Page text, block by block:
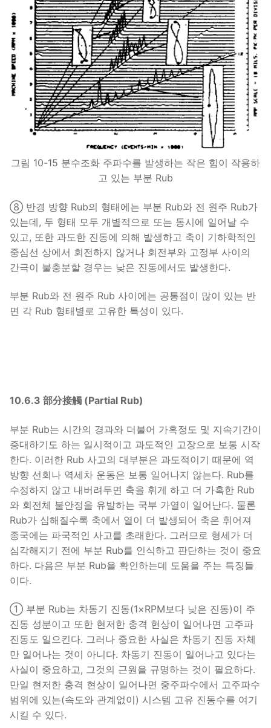
그림 10-15 분수조화 주파수를 발생하는 작은 힘이 작용하
고 있는 부분 Rub
⑧ 반경 방향 Rub의 형태에는 부분 Rub와 전 원주 Rub가
있는데, 두 형태 모두 개별적으로 또는 동시에 일어날 수
있고, 또한 과도한 진동에 의해 발생하고 축이 기하학적인
중심선 상에서 회전하지 않거나 회전부와 고정부 사이의
간극이 불충분할 경우는 낮은 진동에서도 발생한다.
부분 Rub와 전 원주 Rub 사이에는 공통점이 많이 있는 반
면 각 Rub 형태별로 고유한 특성이 있다.
10.6.3 部分接觸 (Partial Rub)
부분 Rub는 시간의 경과와 더불어 가혹정도 및 지속기간이
증대하기도 하는 일시적이고 과도적인 고장으로 보통 시작
한다. 이러한 Rub 사고의 대부분은 과도적이기 때문에 역
방향 선회나 역세차 운동은 보통 일어나지 않는다. Rub를
수정하지 않고 내버려두면 축을 휘게 하고 더 가혹한 Rub
와 회전체 불안정을 유발하는 국부 가열이 일어난다. 물론
Rub가 심해질수록 축에서 열이 더 발생되어 축은 휘어져
종국에는 파국적인 사고를 초래한다. 그러므로 형세가 더
심각해지기 전에 부분 Rub를 인식하고 판단하는 것이 중요
하다. 다음은 부분 Rub을 확인하는데 도움을 주는 특징들
이다.
① 부분 Rub는 차동기 진동(1×RPM보다 낮은 진동)이 주
진동 성분이고 또한 현저한 충격 현상이 일어나면 고주파
진동도 일으킨다. 그러나 중요한 사실은 차동기 진동 자체
만 일어나는 것이 아니다. 차동기 진동이 일어나고 있다는
사실이 중요하고, 그것의 근원을 규명하는 것이 필요하다.
만일 현저한 충격 현상이 일어나면 중주파수에서 고주파수
범위에 있는(속도와 관계없이) 시스템 고유 진동수를 여기
시킬 수 있다.